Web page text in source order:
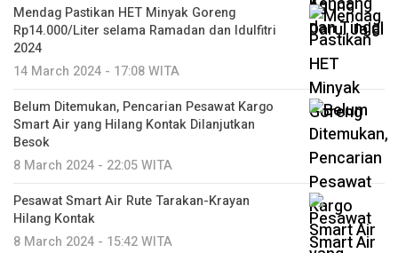
Mendag Pastikan HET Minyak Goreng
Rp14.000/Liter selama Ramadan dan Idulfitri
2024
14 March 2024 - 17:08 WITA
Belum Ditemukan, Pencarian Pesawat Kargo
Smart Air yang Hilang Kontak Dilanjutkan
Besok
8 March 2024 - 22:05 WITA
Pesawat Smart Air Rute Tarakan-Krayan
Hilang Kontak
8 March 2024 - 15:42 WITA